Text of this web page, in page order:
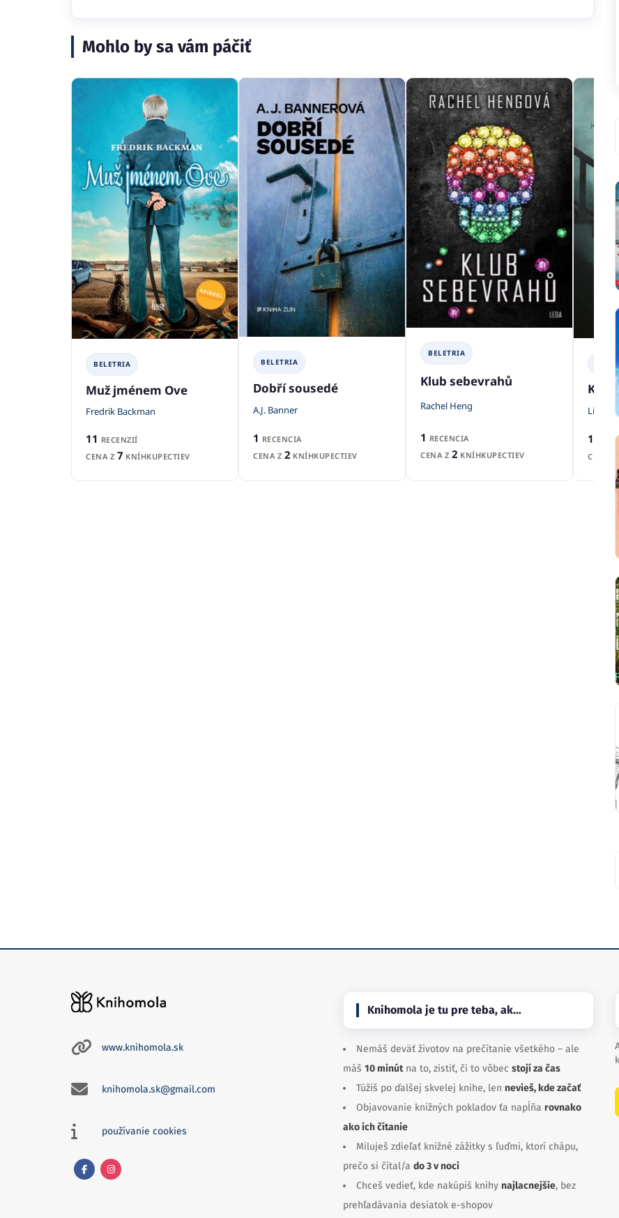
Mohlo by sa vám páčiť
BELETRIA
Muž jménem Ove
Fredrik Backman
11 RECENZIÍ
CENA Z 7 KNÍHKUPECTIEV
BELETRIA
Dobří sousedé
A.J. Banner
1 RECENCIA
CENA Z 2 KNÍHKUPECTIEV
BELETRIA
Klub sebevrahů
Rachel Heng
1 RECENCIA
CENA Z 2 KNÍHKUPECTIEV
Keď
Lia
1
CENA Z
www.knihomola.sk
knihomola.sk@gmail.com
používanie cookies
Knihomola je tu pre teba, ak…
Nemáš deväť životov na prečítanie všetkého – ale
máš 10 minútna to, zistiť, či to vôbec stojí za čas
Túžiš po ďalšej skvelej knihe, len nevieš, kde začať
Objavovanie knižných pokladov ťa napĺňa rovnako
ako ich čítanie
Miluješ zdieľať knižné zážitky s ľuďmi, ktorí chápu,
prečo si čítal/a do 3 v noci
Chceš vedieť, kde nakúpiš knihy najlacnejšie, bez
prehľadávania desiatok e-shopov